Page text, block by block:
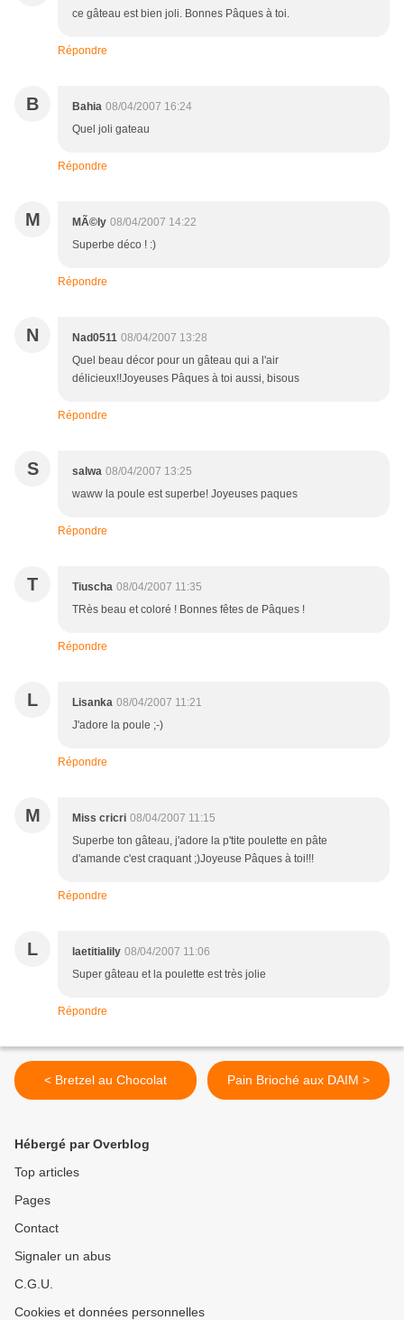
ce gâteau est bien joli. Bonnes Pâques à toi.
Répondre
B Bahia 08/04/2007 16:24
Quel joli gateau
Répondre
M MÃ©ly 08/04/2007 14:22
Superbe déco ! :)
Répondre
N Nad0511 08/04/2007 13:28
Quel beau décor pour un gâteau qui a l'air
délicieux!!Joyeuses Pâques à toi aussi, bisous
Répondre
S salwa 08/04/2007 13:25
waww la poule est superbe! Joyeuses paques
Répondre
T Tiuscha 08/04/2007 11:35
TRès beau et coloré ! Bonnes fêtes de Pâques !
Répondre
L Lisanka 08/04/2007 11:21
J'adore la poule ;-)
Répondre
M Miss cricri 08/04/2007 11:15
Superbe ton gâteau, j'adore la p'tite poulette en pâte
d'amande c'est craquant ;)Joyeuse Pâques à toi!!!
Répondre
L laetitialily 08/04/2007 11:06
Super gâteau et la poulette est très jolie
Répondre
< Bretzel au Chocolat Pain Brioché aux DAIM >
Hébergé par Overblog
Top articles
Pages
Contact
Signaler un abus
C.G.U.
Cookies et données personnelles